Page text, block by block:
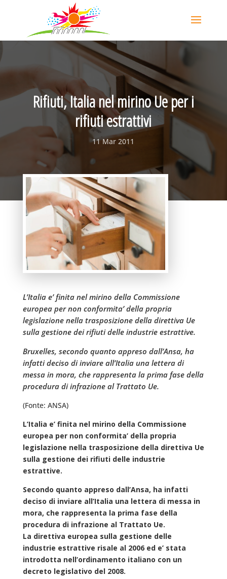
Rifiuti, Italia nel mirino Ue per i
rifiuti estrattivi
11 Mar 2011
L’Italia e’ finita nel mirino della Commissione
europea per non conformita’ della propria
legislazione nella trasposizione della direttiva Ue
sulla gestione dei rifiuti delle industrie estrattive.
Bruxelles, secondo quanto appreso dall’Ansa, ha
infatti deciso di inviare all’Italia una lettera di
messa in mora, che rappresenta la prima fase della
procedura di infrazione al Trattato Ue.
(Fonte: ANSA)
L’Italia e’ finita nel mirino della Commissione
europea per non conformita’ della propria
legislazione nella trasposizione della direttiva Ue
sulla gestione dei rifiuti delle industrie
estrattive.
Secondo quanto appreso dall’Ansa, ha infatti
deciso di inviare all’Italia una lettera di messa in
mora, che rappresenta la prima fase della
procedura di infrazione al Trattato Ue.
La direttiva europea sulla gestione delle
industrie estrattive risale al 2006 ed e’ stata
introdotta nell’ordinamento italiano con un
decreto legislativo del 2008.